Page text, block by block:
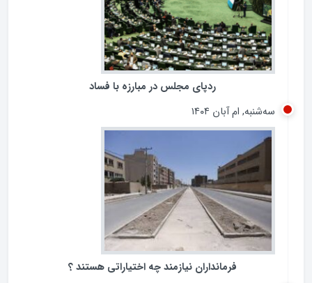
ردپای مجلس در مبارزه با فساد
سه‌شنبه, ام آبان ۱۴۰۴